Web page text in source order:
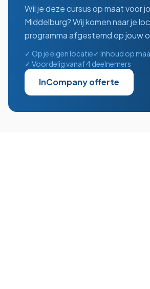
Wil je deze cursus op maat voor
Middelburg? Wij komen naar je
programma afgestemd op jouw
✓ Op je eigen locatie✓ Inhoud op
✓ Voordelig vanaf 4 deelnemers
InCompany offerte